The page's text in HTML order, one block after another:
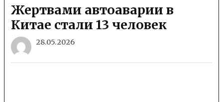
Жертвами автоаварии в
Китае стали 13 человек
28.05.2026